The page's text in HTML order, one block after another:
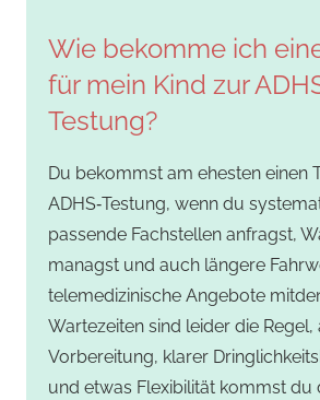
Wie bekomme ich
für mein Kind zur
Testung?
Du bekommst am ehesten einen
ADHS‑Testung, wenn du
passende Fachstellen anfragst,
managst und auch längere
telemedizinische Angebote
Wartezeiten sind leider die
Vorbereitung, klarer
und etwas Flexibilität kommst du